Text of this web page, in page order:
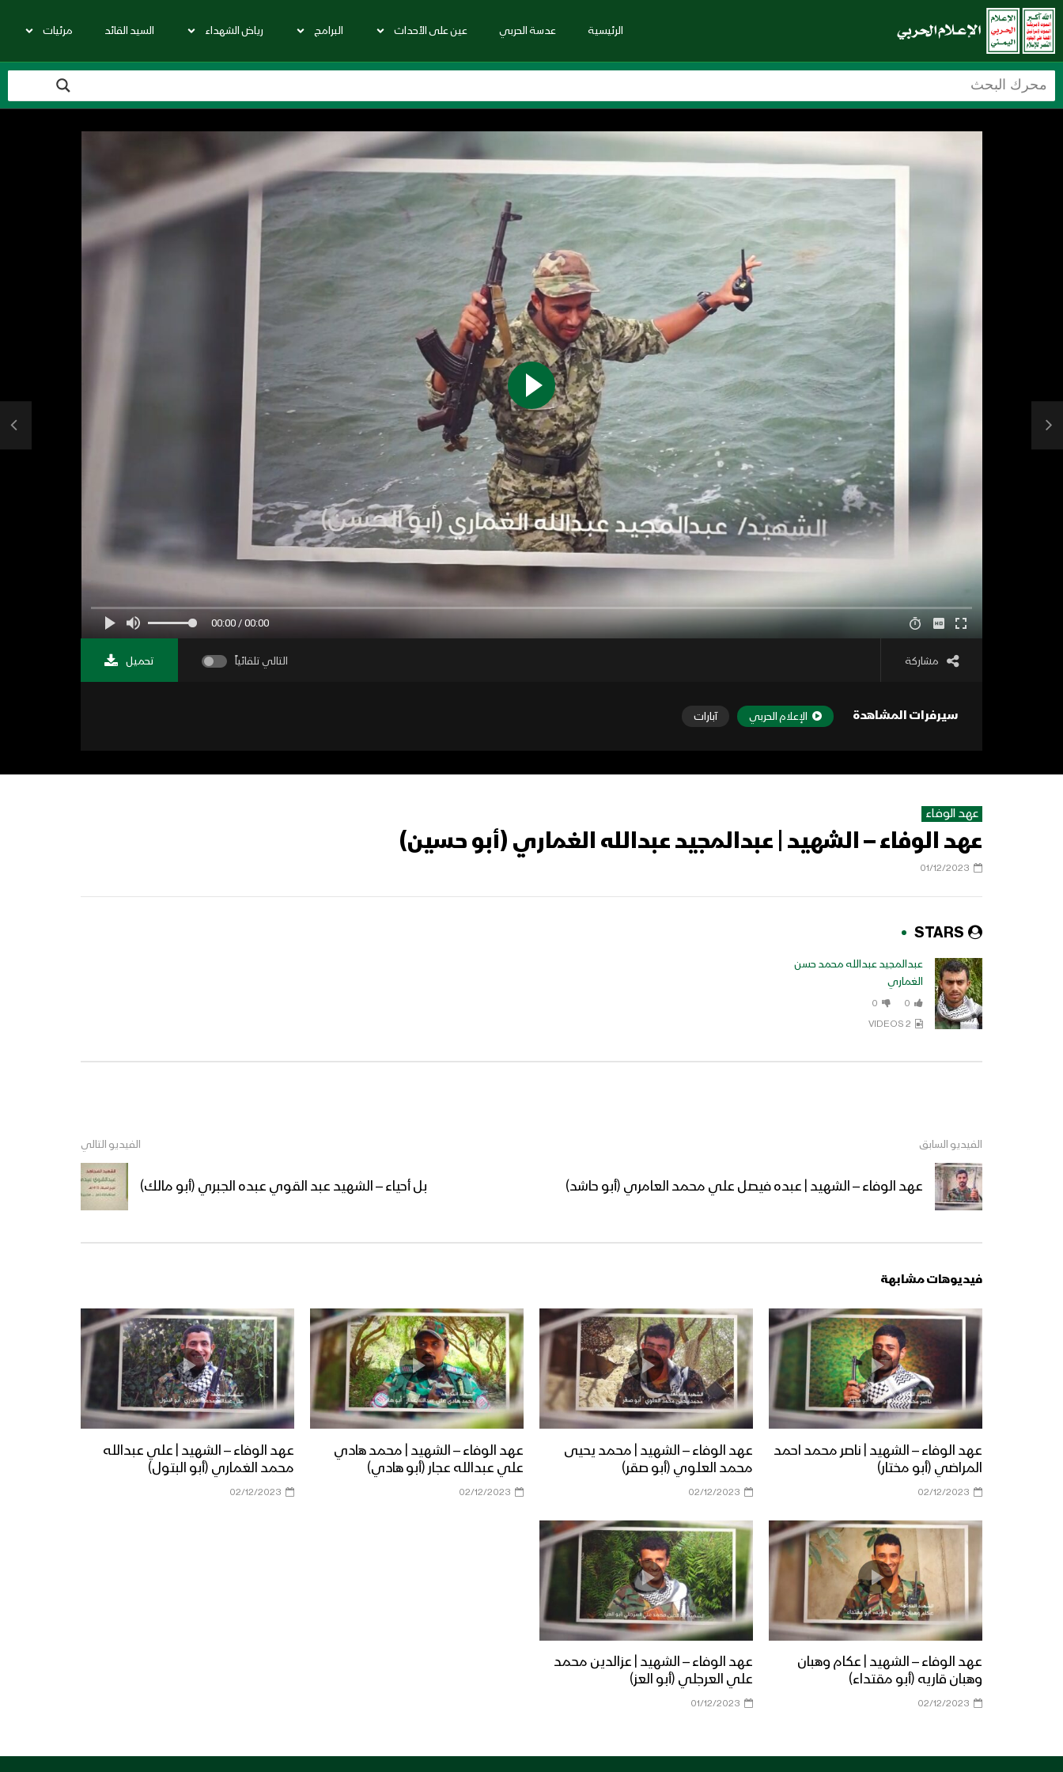
الرئيسية عدسة الحربي عين على الأحداث البرامج رياض الشهداء السيد القائد مرئيات
00:00 / 00:00
مشاركة التالي تلقائياً تحميل
سيرفرات المشاهدة الإعلام الحربي آبارات
عهد الوفاء
عهد الوفاء – الشهيد | عبدالمجيد عبدالله الغماري (أبو حسين)
01/12/2023
STARS
عبدالمجيد عبدالله محمد حسن
الغماري
0
0
2 VIDEOS
الفيديو السابق
عهد الوفاء – الشهيد | عبده فيصل علي محمد العامري (أبو حاشد)
الفيديو التالي
بل أحياء – الشهيد عبد القوي عبده الجبري (أبو مالك)
فيديوهات مشابهة
عهد الوفاء – الشهيد | ناصر محمد احمد
المراضي (أبو مختار)
02/12/2023
عهد الوفاء – الشهيد | محمد يحيى
محمد العلوي (أبو صقر)
02/12/2023
عهد الوفاء – الشهيد | محمد هادي
علي عبدالله عجار (أبو هادي)
02/12/2023
عهد الوفاء – الشهيد | علي عبدالله
محمد الغماري (أبو البتول)
02/12/2023
عهد الوفاء – الشهيد | عكام وهبان
وهبان قاريه (أبو مقتداء)
02/12/2023
عهد الوفاء – الشهيد | عزالدين محمد
علي العرجلي (أبو العز)
01/12/2023